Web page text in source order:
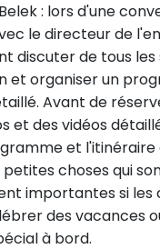
: lors d'une
le directeur de
discuter de tous les
et organiser un
Avant de
et des vidéos
et l'itinéraire
choses qui
importantes si les
des vacances
à bord.